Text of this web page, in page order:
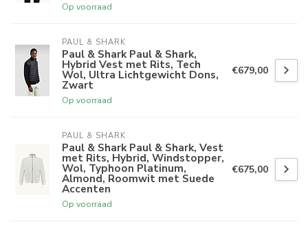
Op voorraad
PAUL & SHARK
Paul & Shark Paul & Shark,
Hybrid Vest met Rits, Tech
Wol, Ultra Lichtgewicht Dons,
Zwart
Op voorraad
€679,00
PAUL & SHARK
Paul & Shark Paul & Shark, Vest
met Rits, Hybrid, Windstopper,
Wol, Typhoon Platinum,
Almond, Roomwit met Suede
Accenten
Op voorraad
€675,00